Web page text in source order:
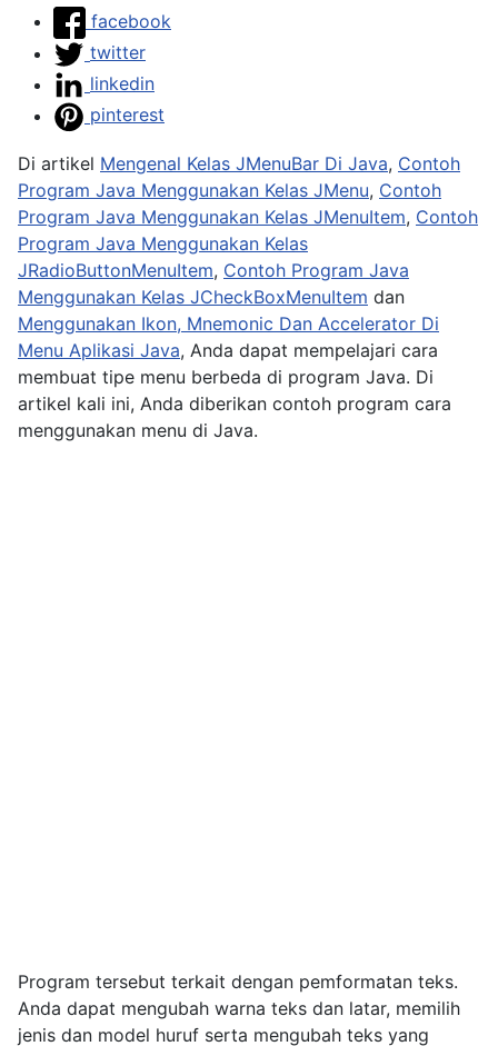
facebook
twitter
linkedin
pinterest
Di artikel Mengenal Kelas JMenuBar Di Java, Contoh
Program Java Menggunakan Kelas JMenu, Contoh
Program Java Menggunakan Kelas JMenuItem, Contoh
Program Java Menggunakan Kelas
JRadioButtonMenuItem, Contoh Program Java
Menggunakan Kelas JCheckBoxMenuItem dan
Menggunakan Ikon, Mnemonic Dan Accelerator Di
Menu Aplikasi Java, Anda dapat mempelajari cara
membuat tipe menu berbeda di program Java. Di
artikel kali ini, Anda diberikan contoh program cara
menggunakan menu di Java.
Program tersebut terkait dengan pemformatan teks.
Anda dapat mengubah warna teks dan latar, memilih
jenis dan model huruf serta mengubah teks yang